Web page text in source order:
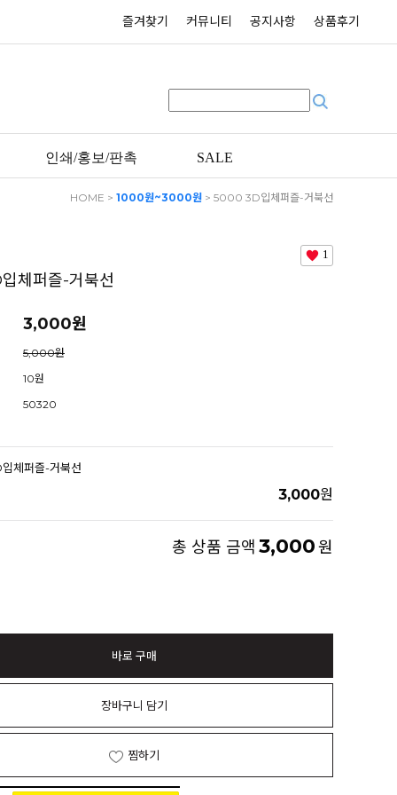
즐겨찾기 커뮤니티 공지사항 상품후기
인쇄/홍보/판촉 SALE
HOME > 1000원~3000원 > 5000 3D입체퍼즐-거북선
1
체퍼즐-거북선
3,000원
5,000원
10원
50320
체퍼즐-거북선
3,000원
총 상품 금액 3,000원
바로 구매
장바구니 담기
찜하기